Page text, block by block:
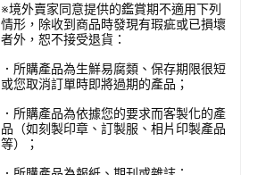
※境外賣家同意提供的鑑賞期不適用下列
情形，除收到商品時發現有瑕疵或已損壞
者外，恕不接受退貨：
．所購產品為生鮮易腐類、保存期限很短
或您取消訂單時即將過期的產品；
．所購產品為依據您的要求而客製化的產
品（如刻製印章、訂製服、相片印製產品
等）；